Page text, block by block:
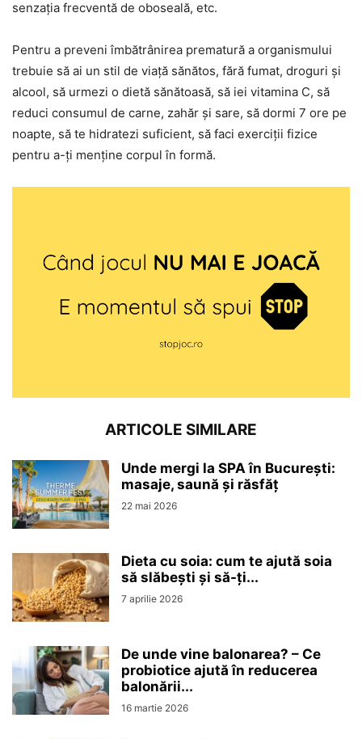
senzația frecventă de oboseală, etc.
Pentru a preveni îmbătrânirea prematură a organismului
trebuie să ai un stil de viață sănătos, fără fumat, droguri și
alcool, să urmezi o dietă sănătoasă, să iei vitamina C, să
reduci consumul de carne, zahăr și sare, să dormi 7 ore pe
noapte, să te hidratezi suficient, să faci exerciții fizice
pentru a-ți menține corpul în formă.
ARTICOLE SIMILARE
Unde mergi la SPA în București:
masaje, saună și răsfăț
22 mai 2026
Dieta cu soia: cum te ajută soia
să slăbești și să-ți...
7 aprilie 2026
De unde vine balonarea? – Ce
probiotice ajută în reducerea
balonării...
16 martie 2026